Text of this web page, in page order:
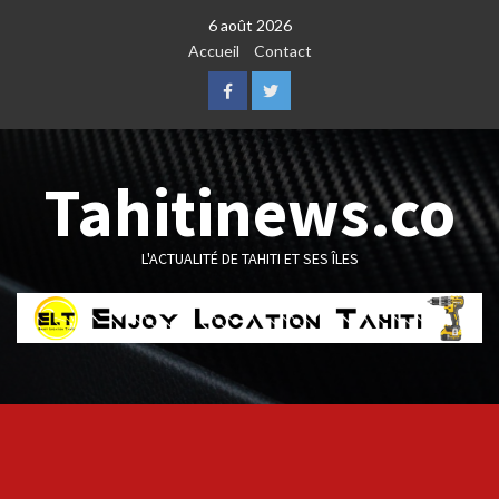
6 août 2026
Accueil
Contact
FacebookTwitter
Tahitinews.co
L'ACTUALITÉ DE TAHITI ET SES ÎLES